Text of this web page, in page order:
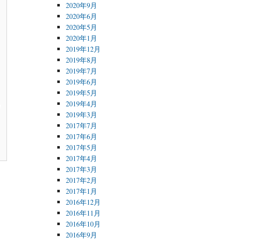
2020年9月
2020年6月
2020年5月
2020年1月
2019年12月
2019年8月
2019年7月
2019年6月
2019年5月
2019年4月
2019年3月
2017年7月
2017年6月
2017年5月
2017年4月
2017年3月
2017年2月
2017年1月
2016年12月
2016年11月
2016年10月
2016年9月